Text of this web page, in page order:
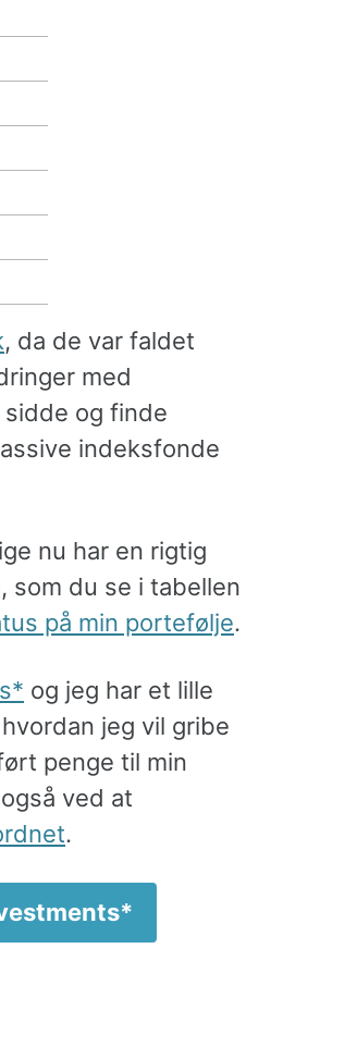
, da de var faldet
med
og finde
indeksfonde
nu har en rigtig
som du se i tabellen
på min portefølje.
og jeg har et lille
jeg vil gribe
penge til min
ved at
.